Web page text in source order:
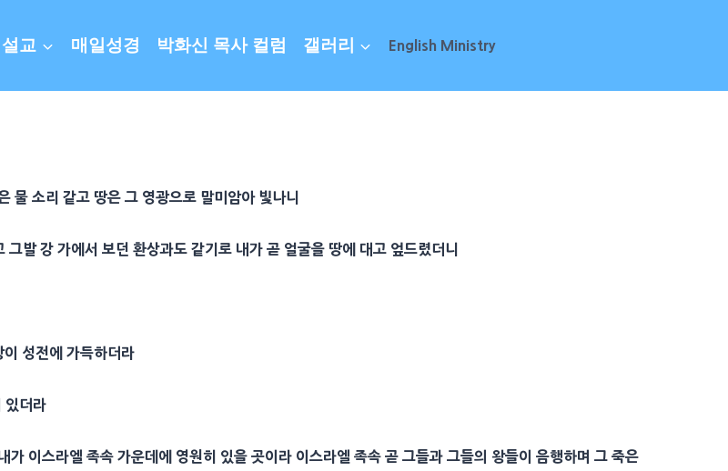
설교 매일성경 박화신 목사 컬럼 갤러리 English Ministry
물 소리 같고 땅은 그 영광으로 말미암아 빛나니
그발강 가에서 보던 환상과도 같기로 내가 곧 얼굴을 땅에 대고 엎드렸더니
이 성전에 가득하더라
있더라
내가 이스라엘 족속 가운데에 영원히 있을 곳이라 이스라엘 족속 곧 그들과 그들의 왕들이음행하며 그 죽은